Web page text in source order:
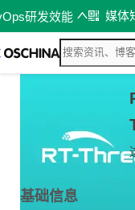
研发效能 媒体
基础信息